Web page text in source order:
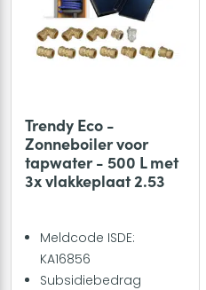
Trendy Eco -
Zonneboiler voor
tapwater - 500 L met
3x vlakkeplaat 2.53
Meldcode ISDE:
KA16856
Subsidiebedrag